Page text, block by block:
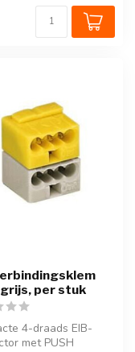
per stuk
4-draads EIB-
met PUSH